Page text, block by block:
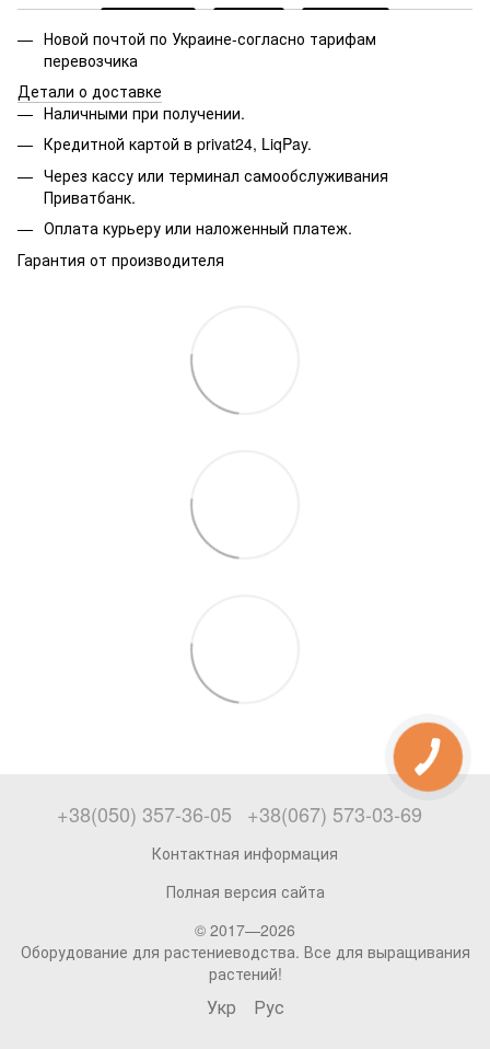
Новой почтой по Украине-согласно тарифам
перевозчика
Детали о доставке
Наличными при получении.
Кредитной картой в privat24, LiqPay.
Через кассу или терминал самообслуживания
Приватбанк.
Оплата курьеру или наложенный платеж.
Гарантия от производителя
+38(050) 357-36-05 +38(067) 573-03-69
Контактная информация
Полная версия сайта
© 2017—2026
Оборудование для растениеводства. Все для выращивания
растений!
Укр Рус